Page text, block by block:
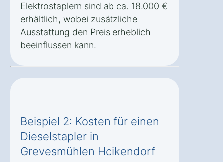
Elektrostaplern sind ab ca. 18.000 €
erhältlich, wobei zusätzliche
Ausstattung den Preis erheblich
beeinflussen kann.
Beispiel 2: Kosten für einen
Dieselstapler in
Grevesmühlen Hoikendorf